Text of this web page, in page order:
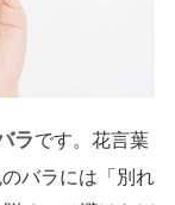
ラです。花言葉
バラには「別れ